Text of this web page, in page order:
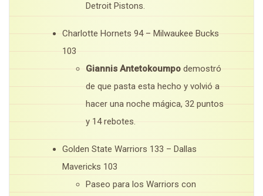
Detroit Pistons.
Charlotte Hornets 94 – Milwaukee Bucks
103
Giannis Antetokoumpo demostró
de que pasta esta hecho y volvió a
hacer una noche mágica, 32 puntos
y 14 rebotes.
Golden State Warriors 133 – Dallas
Mavericks 103
Paseo para los Warriors con